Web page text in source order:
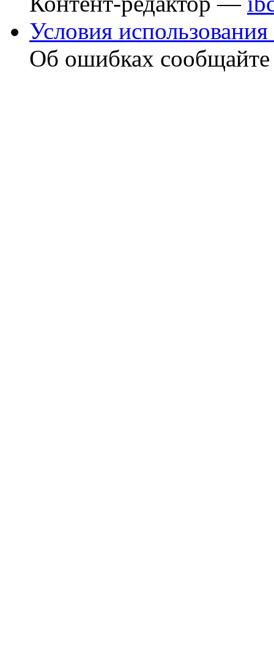
Условия использования
Об ошибках